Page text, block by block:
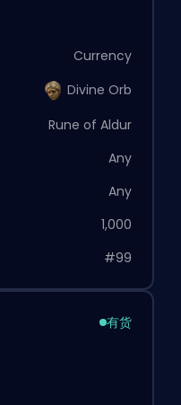
Currency
Divine Orb
Rune of Aldur
Any
Any
1,000
#99
有货